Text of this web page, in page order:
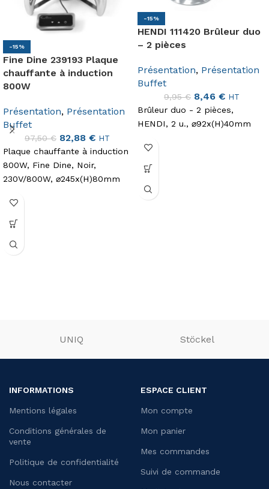
-15%
Fine Dine 239193 Plaque
chauffante à induction
800W
Présentation, Présentation
Buffet
97,50€ 82,88 € HT
Plaque chauffante à induction
800W, Fine Dine, Noir,
230V/800W, ⌀245x(H)80mm
-15%
HENDI 111420 Brûleur duo
– 2 pièces
Présentation, Présentation
Buffet
9,95€ 8,46 € HT
Brûleur duo - 2 pièces,
HENDI, 2 u., ⌀92x(H)40mm
UNIQ Stöckel
INFORMATIONS
Mentions légales
Conditions générales de
vente
Politique de confidentialité
Nous contacter
ESPACE CLIENT
Mon compte
Mon panier
Mes commandes
Suivi de commande